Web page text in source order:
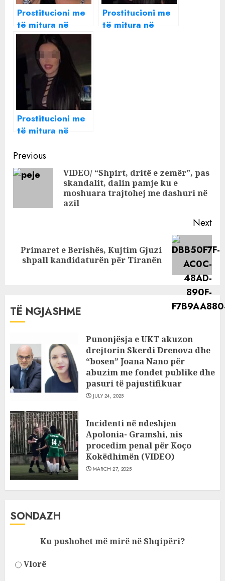
Prostitucioni me
të mitura në
Greqi/ 17-
vjeçarja mbron
“Lorelën” nga
Shqipëria: Ajo
është e
pafajshme, e kam
bërë vetë!
Prostitucioni me
të mitura në
Prostitucioni me
të mitura në
burg 31-vjeçarja
shqiptare
Continue
Reading
Previous
VIDEO/ “Shpirt, dritë e zemër”, pas
skandalit, dalin pamje ku e
moshuara trajtohej me dashuri në
azil
Next
Next
post:
Primaret e Berishës, Kujtim Gjuzi
shpall kandidaturën për Tiranën
TË NGJASHME
Punonjësja e UKT akuzon
drejtorin Skerdi Drenova dhe
“bosen” Joana Nano për
abuzim me fondet publike dhe
pasuri të pajustifikuar
JULY 24, 2025
Incidenti në ndeshjen
Apolonia- Gramshi, nis
procedim penal për Koço
Kokëdhimën (VIDEO)
MARCH 27, 2025
SONDAZH
Ku pushohet më mirë në Shqipëri?
Vlorë